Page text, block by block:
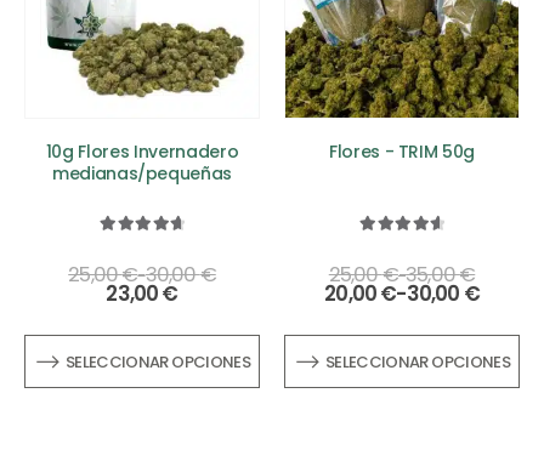
10g Flores Invernadero
medianas/pequeñas
25,00€-30,00€
23,00€
SELECCIONAR OPCIONES
Flores - TRIM 50g
25,00€-35,00€
20,00€-30,00 €
SELECCIONAR OPCIONES